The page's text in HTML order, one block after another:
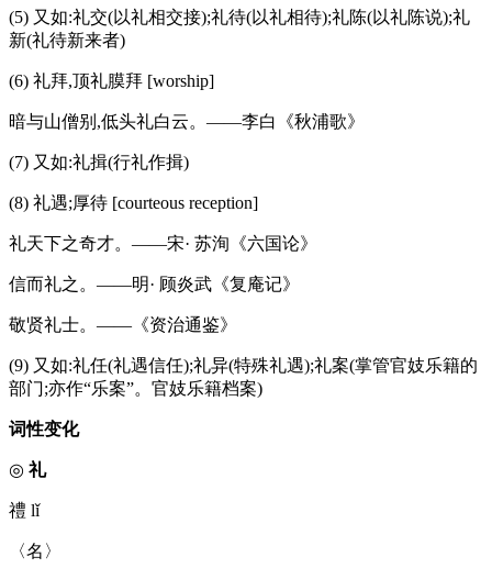
(5) 又如:礼交(以礼相交接);礼待(以礼相待);礼陈(以礼陈说);礼
新(礼待新来者)
(6) 礼拜,顶礼膜拜 [worship]
暗与山僧别,低头礼白云。——李白《秋浦歌》
(7) 又如:礼揖(行礼作揖)
(8) 礼遇;厚待 [courteous reception]
礼天下之奇才。——宋· 苏洵《六国论》
信而礼之。——明· 顾炎武《复庵记》
敬贤礼士。——《资治通鉴》
(9) 又如:礼任(礼遇信任);礼异(特殊礼遇);礼案(掌管官妓乐籍的
部门;亦作“乐案”。官妓乐籍档案)
词性变化
◎ 礼
禮 lǐ
〈名〉